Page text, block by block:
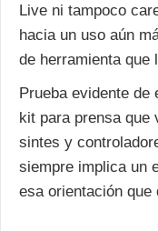
Live ni tampoco
hacia un uso aún
de herramienta que
Prueba evidente de
kit para prensa que
sintes y
siempre implica un
esa orientación